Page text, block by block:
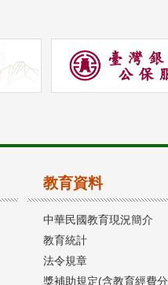
教育資料
中華民國教育現況簡介
教育統計
法令規章
獎補助規定(含教育經費